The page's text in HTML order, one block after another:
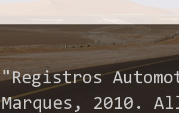
"Registros
Marques, 2010.